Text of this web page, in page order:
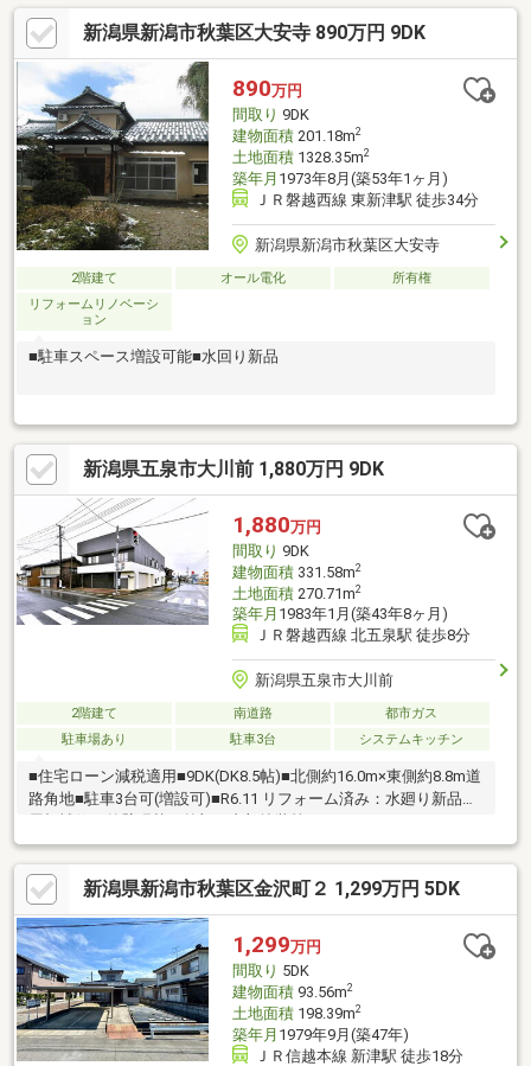
点検●外構工事外壁塗装、駐車場拡張【おすすめポイント】・シ
ロアリ防除工事施工後5年間保証・返済額や融資可能額など、お客
様のご希望にあわせてご提案。住宅ローンが初めての方でもお気
軽にご相談ください【周辺施設】・五泉東小学校1200ｍ（徒歩15
分）・五泉中学校2200ｍ（徒歩28分）
新潟県新潟市秋葉区大安寺 890万円 9DK
890万円
間取り 9DK
建物面積201.18m2
土地面積1328.35m2
築年月 1973年8月(築53年1ヶ月)
ＪＲ磐越西線 東新津駅 徒歩34分
新潟県新潟市秋葉区大安寺
2階建て オール電化
所有権
リフォームリノベーシ
ョン
■駐車スペース増設可能■水回り新品
新潟県五泉市大川前 1,880万円 9DK
1,880万円
間取り 9DK
建物面積331.58m2
土地面積270.71m2
築年月 1983年1月(築43年8ヶ月)
ＪＲ磐越西線 北五泉駅 徒歩8分
新潟県五泉市大川前
2階建て 南道路
都市ガス
駐車場あり
駐車3台 システムキッチン
■住宅ローン減税適用■9DK(DK8.5帖)■北側約16.0m×東側約8.8m道
路角地■駐車3台可(増設可)■R6.11 リフォーム済み：水廻り新品、
新潟県新潟市秋葉区金沢町２ 1,299万円 5DK
1,299万円
間取り 5DK
建物面積93.56m2
土地面積198.39m2
築年月 1979年9月(築47年)
ＪＲ信越本線 新津駅 徒歩18分